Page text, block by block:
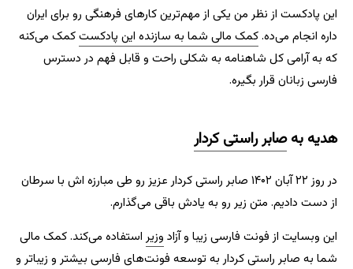
این پادکست از نظر من یکی از مهم‌ترین کارهای فرهنگی رو برای ایران
داره انجام می‌ده.کمک مالی شما به سازنده این پادکستکمک می‌کنه
که به آرامی کل شاهنامه به شکلی راحت و قابل فهم در دسترس
فارسی زبانان قرار بگیره.
هدیه بهصابر راستی کردار
در روز ۲۲ آبان ۱۴۰۲ صابر راستی کردار عزیز رو طی مبارزه اش با سرطان
از دست دادیم. متن زیر رو به یادش باقی می‌گذارم.
این وبسایت از فونت فارسی زیبا و آزاد وزیر استفاده می‌کند. کمک مالی
شما به صابر راستی کردار به توسعه فونت‌های فارسی بیشتر و زیباتر و